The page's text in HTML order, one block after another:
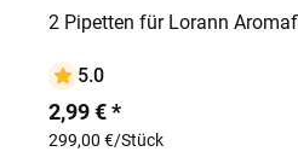
2 Pipetten für Lorann
5.0
2,99 € *
299,00 €/Stück